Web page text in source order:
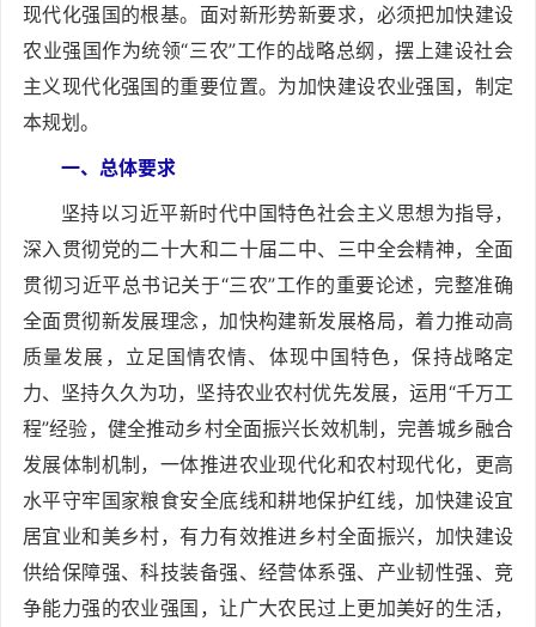
现代化强国的根基。面对新形势新要求，必须把加快建设
农业强国作为统领“三农”工作的战略总纲，摆上建设社会
主义现代化强国的重要位置。为加快建设农业强国，制定
本规划。
一、总体要求
坚持以习近平新时代中国特色社会主义思想为指导，
深入贯彻党的二十大和二十届二中、三中全会精神，全面
贯彻习近平总书记关于“三农”工作的重要论述，完整准确
全面贯彻新发展理念，加快构建新发展格局，着力推动高
质量发展，立足国情农情、体现中国特色，保持战略定
力、坚持久久为功，坚持农业农村优先发展，运用“千万工
程”经验，健全推动乡村全面振兴长效机制，完善城乡融合
发展体制机制，一体推进农业现代化和农村现代化，更高
水平守牢国家粮食安全底线和耕地保护红线，加快建设宜
居宜业和美乡村，有力有效推进乡村全面振兴，加快建设
供给保障强、科技装备强、经营体系强、产业韧性强、竞
争能力强的农业强国，让广大农民过上更加美好的生活，